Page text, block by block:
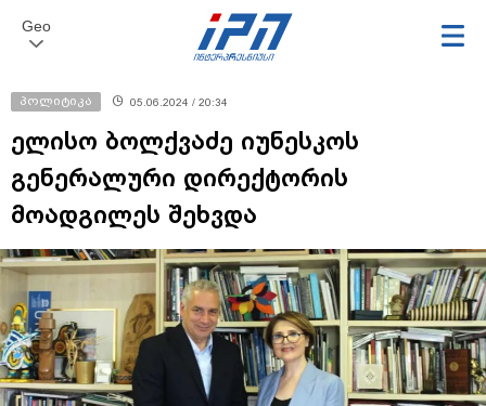
Geo
პოლიტიკა 05.06.2024 / 20:34
ელისო ბოლქვაძე იუნესკოს
გენერალური დირექტორის
მოადგილეს შეხვდა